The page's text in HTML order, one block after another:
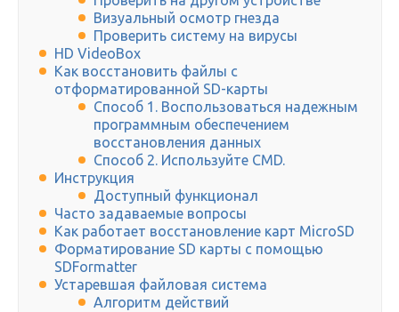
Визуальный осмотр гнезда
Проверить систему на вирусы
HD VideoBox
Как восстановить файлы с
отформатированной SD-карты
Способ 1. Воспользоваться надежным
программным обеспечением
восстановления данных
Способ 2. Используйте CMD.
Инструкция
Доступный функционал
Часто задаваемые вопросы
Как работает восстановление карт MicroSD
Форматирование SD карты с помощью
SDFormatter
Устаревшая файловая система
Алгоритм действий